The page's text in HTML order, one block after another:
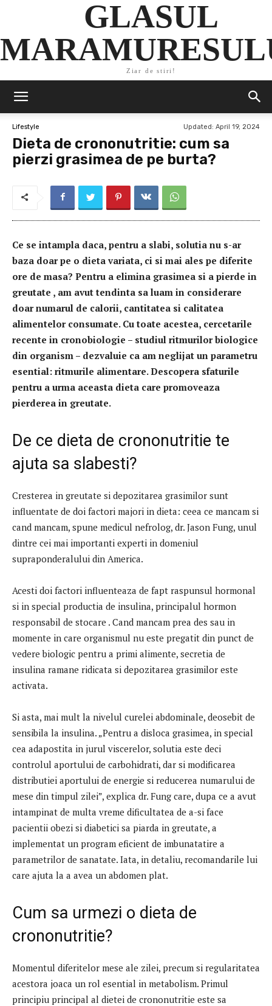
GLASUL
Ziar de stiri!
Lifestyle Updated: April 19, 2024
Dieta de crononutritie: cum sa
pierzi grasimea de pe burta?
Ce se intampla daca, pentru a slabi, solutia nu s-ar
baza doar pe o dieta variata, ci si mai ales pe diferite
ore de masa? Pentru a elimina grasimea si a pierde in
greutate , am avut tendinta sa luam in considerare
doar numarul de calorii, cantitatea si calitatea
alimentelor consumate. Cu toate acestea, cercetarile
recente in cronobiologie – studiul ritmurilor biologice
din organism – dezvaluie ca am neglijat un parametru
esential: ritmurile alimentare. Descopera sfaturile
pentru a urma aceasta dieta care promoveaza
pierderea in greutate.
De ce dieta de crononutritie te
ajuta sa slabesti?
Cresterea in greutate si depozitarea grasimilor sunt
influentate de doi factori majori in dieta: ceea ce mancam si
cand mancam, spune medicul nefrolog, dr. Jason Fung, unul
dintre cei mai importanti experti in domeniul
supraponderalului din America.
Acesti doi factori influenteaza de fapt raspunsul hormonal
si in special productia de insulina, principalul hormon
responsabil de stocare . Cand mancam prea des sau in
momente in care organismul nu este pregatit din punct de
vedere biologic pentru a primi alimente, secretia de
insulina ramane ridicata si depozitarea grasimilor este
activata.
Si asta, mai mult la nivelul curelei abdominale, deosebit de
sensibila la insulina. „Pentru a disloca grasimea, in special
cea adapostita in jurul viscerelor, solutia este deci
controlul aportului de carbohidrati, dar si modificarea
distributiei aportului de energie si reducerea numarului de
mese din timpul zilei”, explica dr. Fung care, dupa ce a avut
intampinat de multa vreme dificultatea de a-si face
pacientii obezi si diabetici sa piarda in greutate, a
implementat un program eficient de imbunatatire a
parametrilor de sanatate. Iata, in detaliu, recomandarile lui
care ajuta la a avea un abdomen plat.
Cum sa urmezi o dieta de
crononutritie?
Momentul diferitelor mese ale zilei, precum si regularitatea
acestora joaca un rol esential in metabolism. Primul
principiu principal al dietei de crononutritie este sa